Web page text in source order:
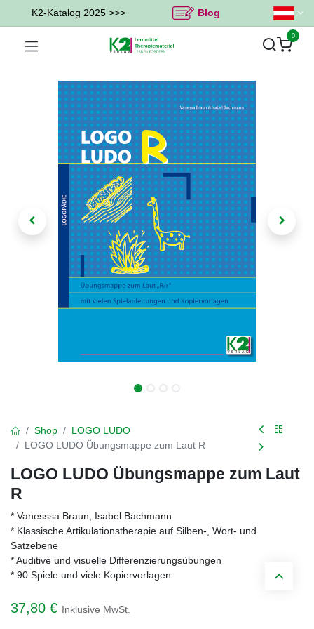
K2-Katalog 2025 >>> Blog
0
Shop
LOGO LUDO
LOGO LUDO Übungsmappe zum Laut R
LOGO LUDO Übungsmappe zum Laut
R
* Vanesssa Braun, Isabel Bachmann
* Klassische Artikulationstherapie auf Silben-, Wort- und
Satzebene
* Auditive und visuelle Differenzierungsübungen
* 90 Spiele und viele Kopiervorlagen
37,80 € Inklusive MwSt.